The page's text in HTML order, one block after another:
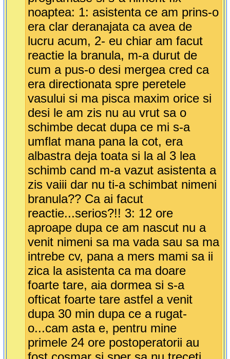
noaptea: 1: asistenta ce am prins-o
era clar deranajata ca avea de
lucru acum, 2- eu chiar am facut
reactie la branula, m-a durut de
cum a pus-o desi mergea cred ca
era directionata spre peretele
vasului si ma pisca maxim orice si
desi le am zis nu au vrut sa o
schimbe decat dupa ce mi s-a
umflat mana pana la cot, era
albastra deja toata si la al 3 lea
schimb cand m-a vazut asistenta a
zis vaiii dar nu ti-a schimbat nimeni
branula?? Ca ai facut
reactie...serios?!! 3: 12 ore
aproape dupa ce am nascut nu a
venit nimeni sa ma vada sau sa ma
intrebe cv, pana a mers mami sa ii
zica la asistenta ca ma doare
foarte tare, aia dormea si s-a
ofticat foarte tare astfel a venit
dupa 30 min dupa ce a rugat-
o...cam asta e, pentru mine
primele 24 ore postoperatorii au